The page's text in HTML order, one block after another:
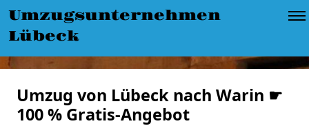
Umzugsunternehmen
Lübeck
Umzug von Lübeck nach Warin ☛
100 % Gratis-Angebot